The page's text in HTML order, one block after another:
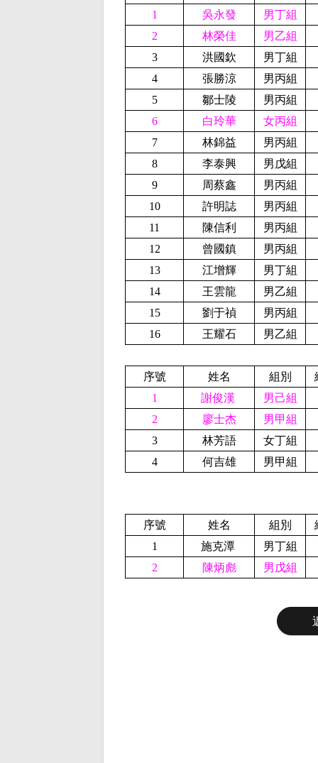
1
吳永發
男丁組
2
林榮佳
男乙組
3
洪國欽
男丁組
4
張勝涼
男丙組
5
鄒士陵
男丙組
6
白玲華
女丙組
7
林錦益
男丙組
8
李泰興
男戊組
9
周蔡鑫
男丙組
10
許明誌
男丙組
11
陳信利
男丙組
12
曾國鎮
男丙組
13
江增輝
男丁組
14
王雲龍
男乙組
15
劉于禎
男丙組
16
王耀石 男乙組
序號 姓名 組別
1
謝俊漢
男己組
2
廖士杰
男甲組
3
林芳語
女丁組
4
何吉雄 男甲組
序號 姓名 組別
1
施克潭
男丁組
2
陳炳彪 男戊組